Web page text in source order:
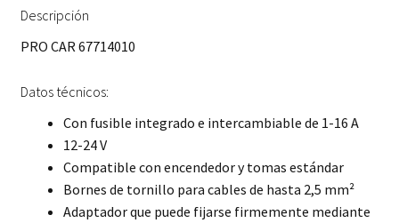
Descripción
PRO CAR 67714010
Datos técnicos:
Con fusible integrado e intercambiable de 1-16 A
12-24 V
Compatible con encendedor y tomas estándar
Bornes de tornillo para cables de hasta 2,5 mm²
Adaptador que puede fijarse firmemente mediante